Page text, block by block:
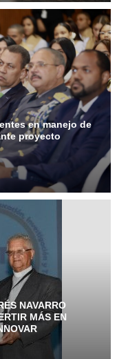
en manejo de
proyecto
NAVARRO
MÁS EN